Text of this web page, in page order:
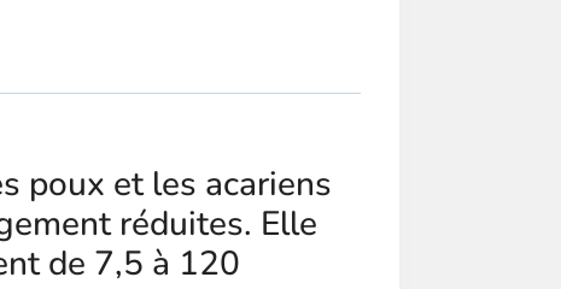
poux et les acariens
réduites. Elle
de 7,5 à 120